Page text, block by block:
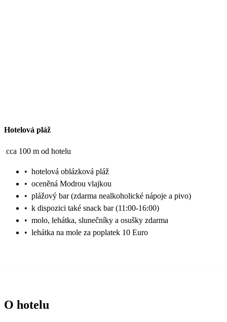
Hotelová pláž
cca 100 m od hotelu
• hotelová oblázková pláž
• oceněná Modrou vlajkou
• plážový bar (zdarma nealkoholické nápoje a pivo)
• k dispozici také snack bar (11:00-16:00)
• molo, lehátka, slunečníky a osušky zdarma
• lehátka na mole za poplatek 10 Euro
O hotelu